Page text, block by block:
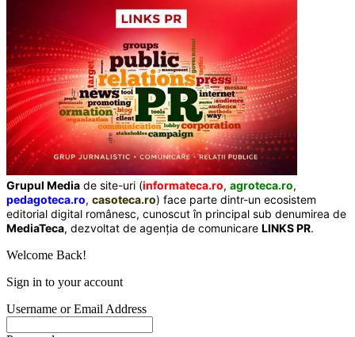
Grupul Media de site-uri (informateca.ro, agroteca.ro,
pedagoteca.ro, casoteca.ro) face parte dintr-un ecosistem
editorial digital românesc, cunoscut în principal sub denumirea de
MediaTeca, dezvoltat de agenția de comunicare LINKS PR.
Welcome Back!
Sign in to your account
Username or Email Address